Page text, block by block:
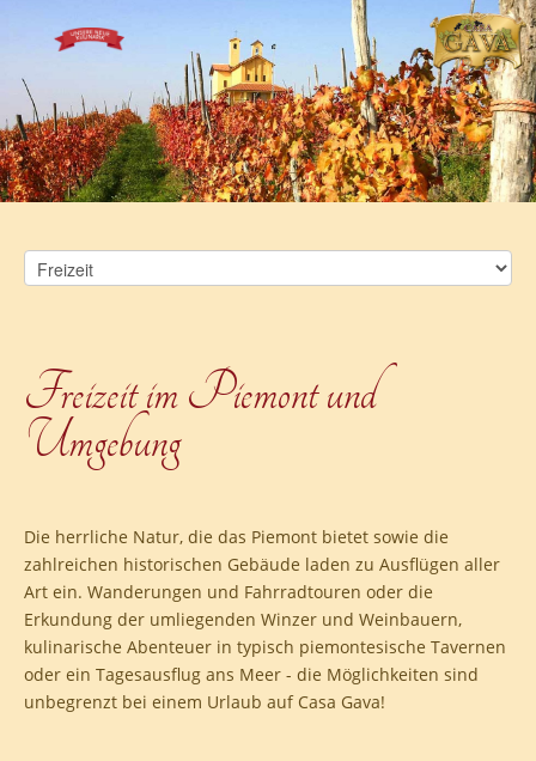
Freizeit im Piemont und
Umgebung
Die herrliche Natur, die das Piemont bietet sowie die
zahlreichen historischen Gebäude laden zu Ausflügen aller
Art ein. Wanderungen und Fahrradtouren oder die
Erkundung der umliegenden Winzer und Weinbauern,
kulinarische Abenteuer in typisch piemontesische Tavernen
oder ein Tagesausflug ans Meer - die Möglichkeiten sind
unbegrenzt bei einem Urlaub auf Casa Gava!